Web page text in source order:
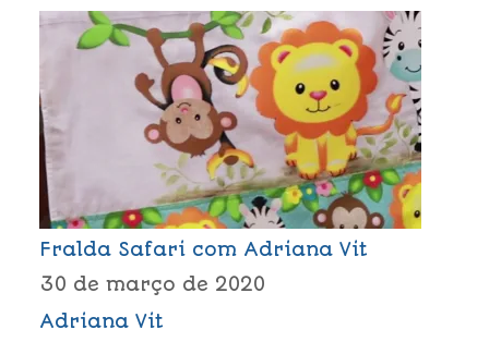
Fralda Safari com Adriana Vit
30 de março de 2020
Adriana Vit